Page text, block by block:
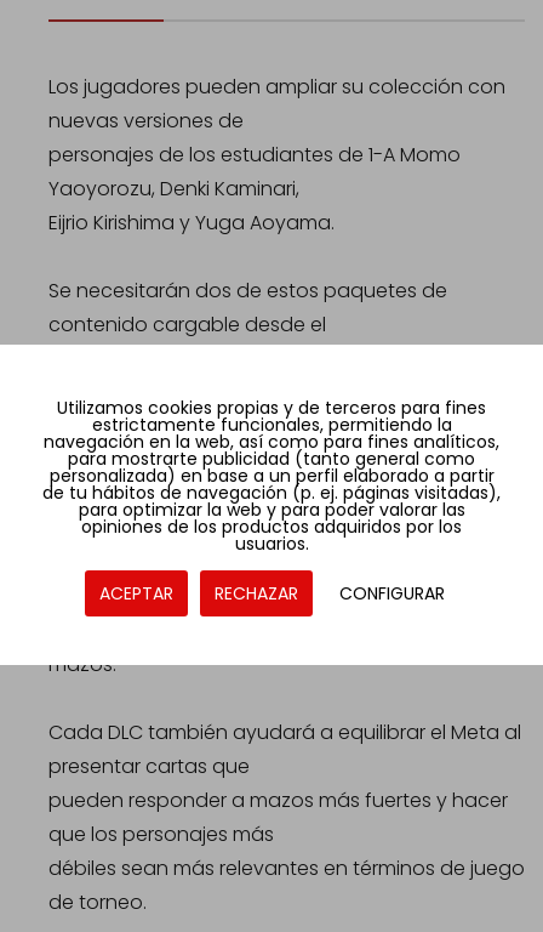
Los jugadores pueden ampliar su colección con
nuevas versiones de
personajes de los estudiantes de 1-A Momo
Yaoyorozu, Denki Kaminari,
Eijrio Kirishima y Yuga Aoyama.
Se necesitarán dos de estos paquetes de
contenido cargable desde el
contenidas en el interior. Recomendamos que los
jugadores compren un
mazo Rival de 2 jugadores para comenzar su
colección.
Las nuevas cartas de ataque y base permiten
mazos.
Cada DLC también ayudará a equilibrar el Meta al
presentar cartas que
pueden responder a mazos más fuertes y hacer
que los personajes más
débiles sean más relevantes en términos de juego
de torneo.
Utilizamos cookies propias y de terceros para fines
estrictamente funcionales, permitiendo la
navegación en la web, así como para fines analíticos,
para mostrarte publicidad (tanto general como
personalizada) en base a un perfil elaborado a partir
de tu hábitos de navegación (p. ej. páginas visitadas),
para optimizar la web y para poder valorar las
opiniones de los productos adquiridos por los
usuarios.
ACEPTAR RECHAZAR CONFIGURAR